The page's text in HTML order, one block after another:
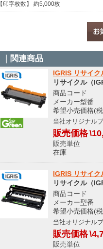
【印字枚数】 約5,000枚
｜関連商品
IGRIS リサイ
リサイクル（
商品コード
メーカー型
希望小売価格(
当社オリジナル
販売価格
販売単
在庫
IGRIS リサイ
リサイクル（
商品コード
メーカー型
希望小売価格(
当社オリジナル
販売価格
販売単